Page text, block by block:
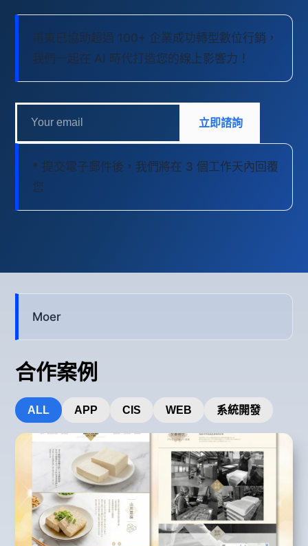
甫東已協助超過 100+ 企業成功轉型數位行銷，
我們一起在 AI 時代打造您的線上影響力！
立即諮詢
* 提交電子郵件後，我們將在 3 個工作天內回覆
您
Moer
合作案例
APP CIS WEB 系統開發
ALL